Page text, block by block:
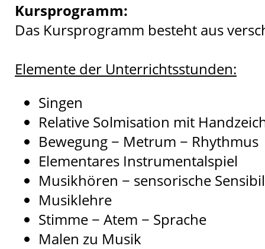
Kursprogramm:
Das Kursprogramm besteht aus
Elemente der Unterrichtsstunden:
Singen
Relative Solmisation mit
Bewegung − Metrum − Rhythmus
Elementares Instrumentalspiel
Musikhören − sensorische
Musiklehre
Stimme − Atem − Sprache
Malen zu Musik